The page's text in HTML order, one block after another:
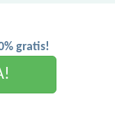
gratis!